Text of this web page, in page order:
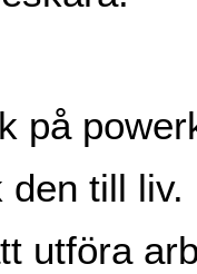
på
den till
utföra